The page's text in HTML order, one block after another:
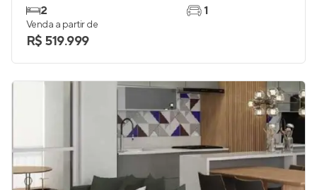
2
1
Venda a partir de
R$ 519.999